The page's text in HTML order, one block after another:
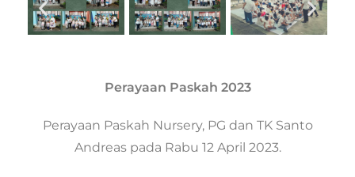
Perayaan Paskah 2023
Perayaan Paskah Nursery, PG dan TK Santo
Andreas pada Rabu 12 April 2023.